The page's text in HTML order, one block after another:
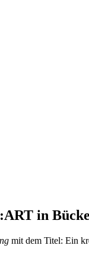
in
mit dem Titel: Ein